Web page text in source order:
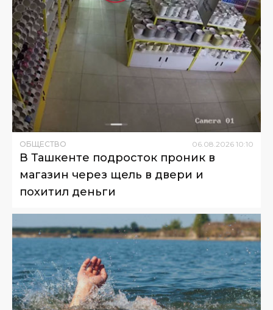
ОБЩЕСТВО 06 08 2026 10:10
В Ташкенте подросток проник в
магазин через щель в двери и
похитил деньги